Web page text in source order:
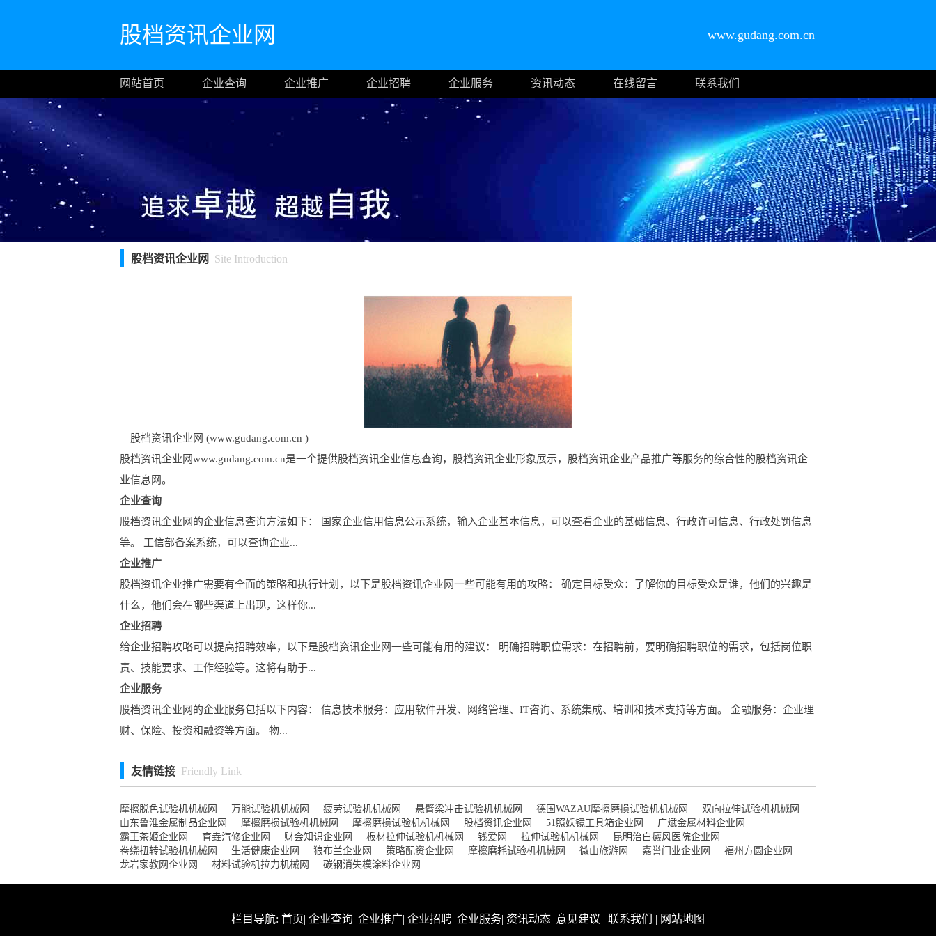
股档资讯企业网 www.gudang.com.cn
网站首页 企业查询 企业推广 企业招聘 企业服务 资讯动态 在线留言 联系我们
股档资讯企业网 Site Introduction
股档资讯企业网 (www.gudang.com.cn )
股档资讯企业网www.gudang.com.cn是一个提供股档资讯企业信息查询，股档资讯企业形象展示，股档资讯企业产品推广等服务的综合性的股档资讯企
业信息网。
企业查询
股档资讯企业网的企业信息查询方法如下： 国家企业信用信息公示系统，输入企业基本信息，可以查看企业的基础信息、行政许可信息、行政处罚信息
等。 工信部备案系统，可以查询企业...
企业推广
股档资讯企业推广需要有全面的策略和执行计划，以下是股档资讯企业网一些可能有用的攻略： 确定目标受众：了解你的目标受众是谁，他们的兴趣是
什么，他们会在哪些渠道上出现，这样你...
企业招聘
给企业招聘攻略可以提高招聘效率，以下是股档资讯企业网一些可能有用的建议： 明确招聘职位需求：在招聘前，要明确招聘职位的需求，包括岗位职
责、技能要求、工作经验等。这将有助于...
企业服务
股档资讯企业网的企业服务包括以下内容： 信息技术服务：应用软件开发、网络管理、IT咨询、系统集成、培训和技术支持等方面。 金融服务：企业理
财、保险、投资和融资等方面。 物...
友情链接 Friendly Link
摩擦脱色试验机机械网 万能试验机机械网 疲劳试验机机械网 悬臂梁冲击试验机机械网 德国WAZAU摩擦磨损试验机机械网
双向拉伸试验机机械网
山东鲁淮金属制品企业网
摩擦磨损试验机机械网 摩擦磨损试验机机械网 股档资讯企业网 51照妖镜工具箱企业网
广斌金属材料企业网
霸王茶姬企业网
育垚汽修企业网 财会知识企业网 板材拉伸试验机机械网 钱爱网 拉伸试验机机械网
昆明治白癜风医院企业网
卷绕扭转试验机机械网
生活健康企业网 狼布兰企业网 策略配资企业网 摩擦磨耗试验机机械网 微山旅游网 嘉誉门业企业网
福州方圆企业网
龙岩家教网企业网
材料试验机拉力机械网 碳钢消失模涂料企业网
栏目导航: 首页| 企业查询| 企业推广| 企业招聘| 企业服务| 资讯动态| 意见建议 | 联系我们 | 网站地图